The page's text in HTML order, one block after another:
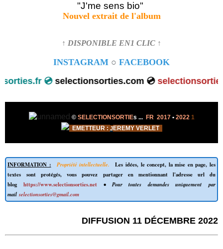
"J'me sens bio"
Nouvel extrait de l'album
↑ DISPONIBLE EN1 CLIC ↑
INSTAGRAM ○ FACEBOOK
💿selectionsorties.com 💿
© SELECTIONSORTIEs ... FR 2017 • 2022 1
EMETTEUR: JEREMY VERLET
INFORMATION : Propriété intellectuelle.
Les idées, le concept, la mise en page, les
textes sont protégés, vous pouvez partager en mentionnant l'adresse url du
blog
https://www.selectionsorties.net
• Pour toutes demandes uniquement par
mail selectionsorties@gmail.com
DIFFUSION 11 DÉCEMBRE 2022